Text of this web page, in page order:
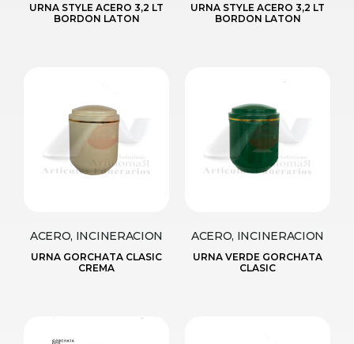
URNA STYLE ACERO 3,2 LT
BORDON LATON
URNA STYLE ACERO 3,2 LT
BORDON LATON
ACERO, INCINERACION
URNA GORCHATA CLASIC
CREMA
ACERO, INCINERACION
URNA VERDE GORCHATA
CLASIC